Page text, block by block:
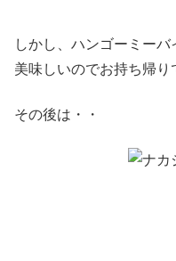
しかし、ハンゴーミー
美味しいのでお持ち帰り
その後は・・